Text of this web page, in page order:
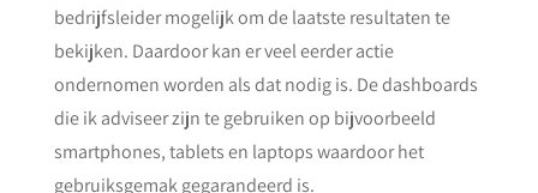
bedrijfsleider mogelijk om de laatste resultaten te
bekijken. Daardoor kan er veel eerder actie
ondernomen worden als dat nodig is. De dashboards
die ik adviseer zijn te gebruiken op bijvoorbeeld
smartphones, tablets en laptops waardoor het
gebruiksgemak gegarandeerd is.